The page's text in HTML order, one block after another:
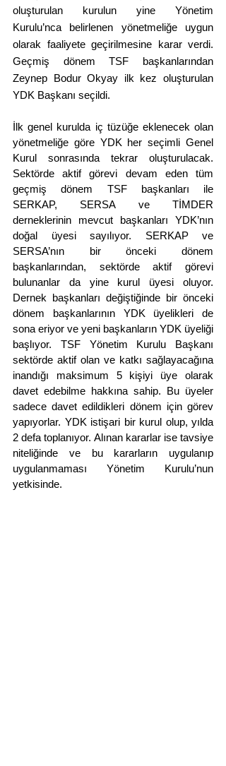
oluşturulan kurulun yine Yönetim
Kurulu’nca belirlenen yönetmeliğe uygun
olarak faaliyete geçirilmesine karar verdi.
Geçmiş dönem TSF başkanlarından
Zeynep Bodur Okyay ilk kez oluşturulan
YDK Başkanı seçildi.
İlk genel kurulda iç tüzüğe eklenecek olan
yönetmeliğe göre YDK her seçimli Genel
Kurul sonrasında tekrar oluşturulacak.
Sektörde aktif görevi devam eden tüm
geçmiş dönem TSF başkanları ile
SERKAP, SERSA ve TİMDER
derneklerinin mevcut başkanları YDK’nın
doğal üyesi sayılıyor. SERKAP ve
SERSA’nın bir önceki dönem
başkanlarından, sektörde aktif görevi
bulunanlar da yine kurul üyesi oluyor.
Dernek başkanları değiştiğinde bir önceki
dönem başkanlarının YDK üyelikleri de
sona eriyor ve yeni başkanların YDK üyeliği
başlıyor. TSF Yönetim Kurulu Başkanı
sektörde aktif olan ve katkı sağlayacağına
inandığı maksimum 5 kişiyi üye olarak
davet edebilme hakkına sahip. Bu üyeler
sadece davet edildikleri dönem için görev
yapıyorlar. YDK istişari bir kurul olup, yılda
2 defa toplanıyor. Alınan kararlar ise tavsiye
niteliğinde ve bu kararların uygulanıp
uygulanmaması Yönetim Kurulu’nun
yetkisinde.